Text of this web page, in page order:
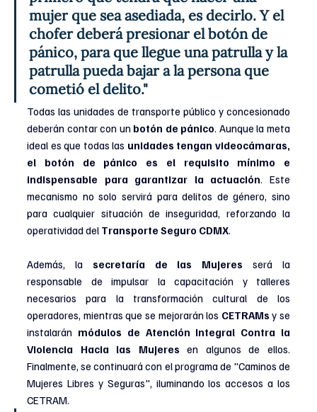
mujer que sea asediada, es decirlo. Y el
chofer deberá presionar el botón de
pánico, para que llegue una patrulla y la
patrulla pueda bajar a la persona que
cometió el delito."
Todas las unidades de transporte público y concesionado
deberán contar con un botón de pánico. Aunque la meta
ideal es que todas las unidades tengan videocámaras,
el botón de pánico es el requisito mínimo e
indispensable para garantizar la actuación. Este
mecanismo no solo servirá para delitos de género, sino
para cualquier situación de inseguridad, reforzando la
operatividad del Transporte Seguro CDMX.
Además, la secretaría de las Mujeres será la
responsable de impulsar la capacitación y talleres
necesarios para la transformación cultural de los
operadores, mientras que se mejorarán los CETRAMs y se
instalarán módulos de Atención Integral Contra la
Violencia Hacia las Mujeres en algunos de ellos.
Finalmente, se continuará con el programa de "Caminos de
Mujeres Libres y Seguras", iluminando los accesos a los
CETRAM.